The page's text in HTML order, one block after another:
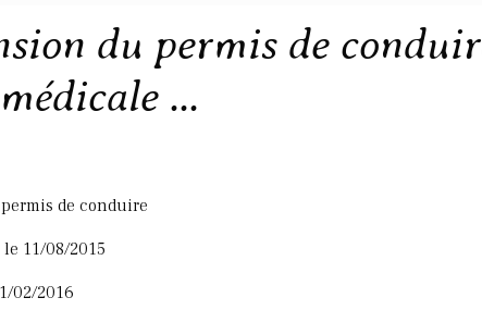
du permis de
...
de conduire
11/08/2015
02/2016